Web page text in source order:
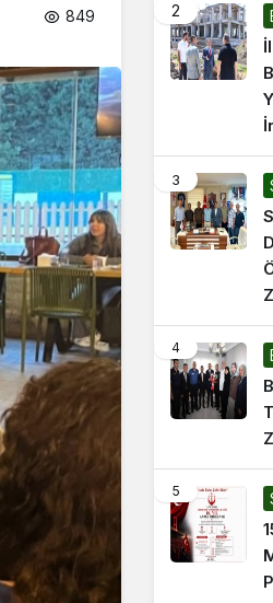
849 2
3
4
5